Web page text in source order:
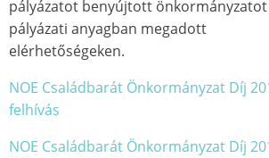
pályázatot benyújtott
pályázati anyagban megadott
elérhetőségeken.
NOE Családbarát Önkormányzat Díj
felhívás
NOE Családbarát Önkormányzat Díj